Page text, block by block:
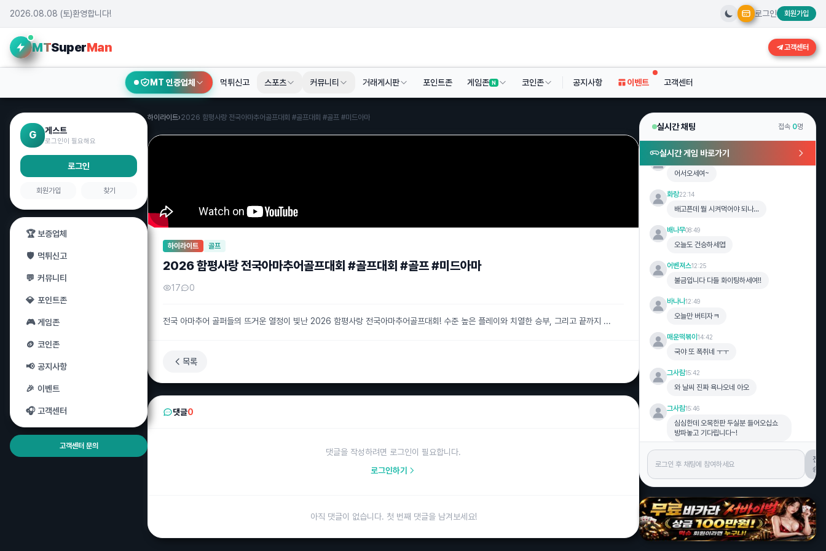
2026.08.08 (토)환영합니다! 로그인 회원가입
MTSuperMan 고객센터
MT 인증업체 먹튀신고 스포츠 커뮤니티 거래게시판 포인트존 게임존 N 코인존 공지사항 이벤트 고객센터
G 게스트
로그인이 필요해요
로그인
회원가입 찾기
🏆 보증업체
🛡️ 먹튀신고
💬 커뮤니티
💎 포인트존
🎮 게임존
🪙 코인존
📢 공지사항
🎉 이벤트
🎧 고객센터
고객센터 문의
하이라이트›2026 함평사랑 전국아마추어골프대회 #골프대회 #골프 #미드아마
하이라이트 골프
2026 함평사랑 전국아마추어골프대회 #골프대회 #골프 #미드아마
17 0
전국 아마추어 골퍼들의 뜨거운 열정이 빛난 2026 함평사랑 전국아마추어골프대회! 수준 높은 플레이와 치열한 승부, 그리고 끝까지 ...
목록
댓글0
댓글을 작성하려면 로그인이 필요합니다.
로그인하기
아직 댓글이 없습니다. 첫 번째 댓글을 남겨보세요!
실시간 채팅 접속 0명
실시간 게임 바로가기
오늘은 한신가야지!!가즈아!!!
연세대짠 18:08
연세대짠18:08
매운떡볶이 19:27
어서오세여~
화랑22:14
배고픈데 뭘 시켜먹어야 되나...
배나무08:49
오늘도 건승하세엽
어벤져스12:25
불금입니다 다들 화이팅하세여!!
바나나12:49
오늘만 버티자ㅋ
매운떡볶이 14:42
국야 또 폭취네 ㅜㅜ
그사람15:42
와 날씨 진짜 욕나오네 아오
그사람15:46
심심한데 오목한판 두실분 들어오십쇼
방파놓고 기다립니다~!
전
송